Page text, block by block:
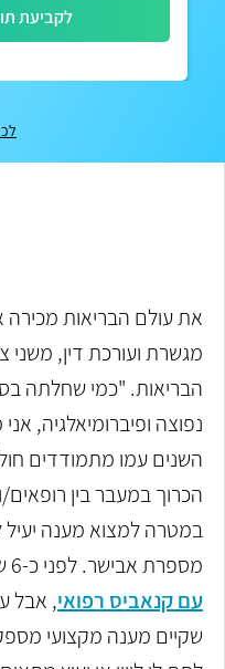
לקביעת
את עולם הבריאות
מגשרת ועורכת דין, משני
הבריאות. "כמי שחלתה
נפוצה ופיברומיאלגיה,
השנים עמו מתמודדים
הכרוך במעבר בין
במטרה למצוא מענה
מספרת אבישר. לפני כ-6 שנים, החליטה להתנסות
עם קנאביס רפואי, אבל
שקיים מענה מקצועי